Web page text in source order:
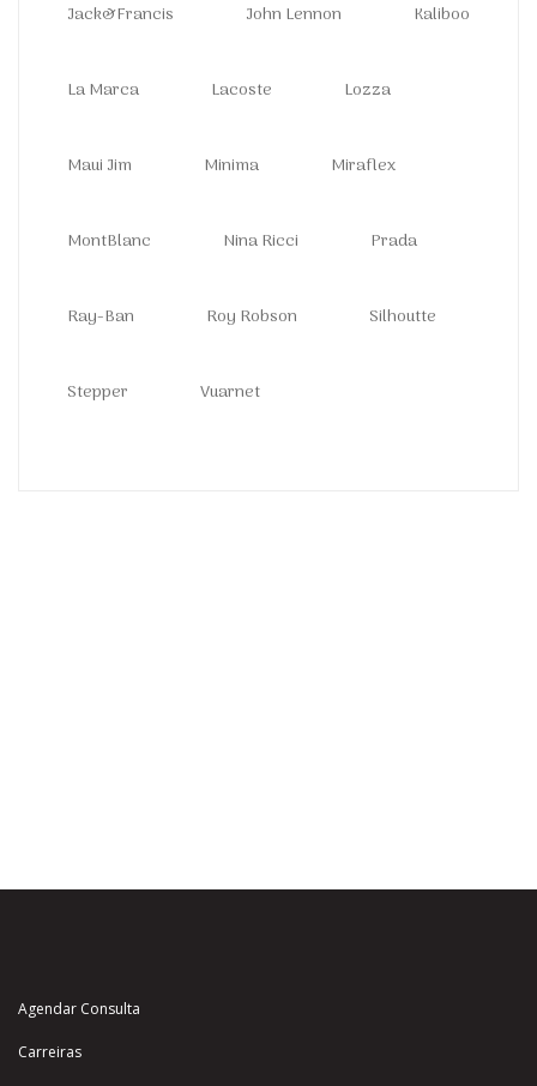
Jack&Francis John Lennon Kaliboo
La Marca Lacoste Lozza
Maui Jim Minima Miraflex
MontBlanc Nina Ricci Prada
Ray-Ban Roy Robson Silhoutte
Stepper Vuarnet
Agendar Consulta
Carreiras